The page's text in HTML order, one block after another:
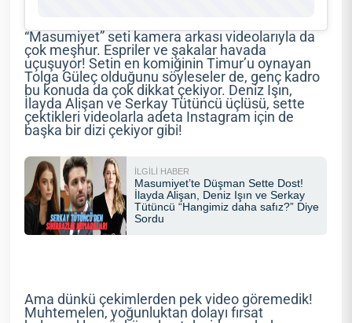
“Masumiyet” seti kamera arkası videolarıyla da
çok meşhur. Espriler ve şakalar havada
uçuşuyor! Setin en komiğinin Timur’u oynayan
Tolga Güleç olduğunu söyleseler de, genç kadro
bu konuda da çok dikkat çekiyor. Deniz Işın,
İlayda Alişan ve Serkay Tütüncü üçlüsü, sette
çektikleri videolarla adeta Instagram için de
başka bir dizi çekiyor gibi!
Ama dünkü çekimlerden pek video göremedik!
Muhtemelen, yoğunluktan dolayı fırsat